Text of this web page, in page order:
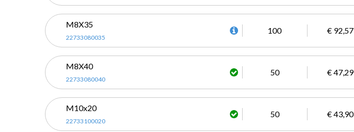
M8X35
22733080035
100 € 92,57
M8X40
22733080040
50 € 47,29
M10x20
22733100020
50 € 43,90